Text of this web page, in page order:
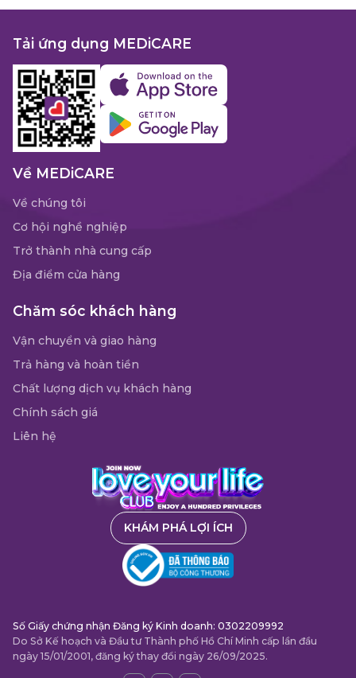
Tải ứng dụng MEDiCARE
Về MEDiCARE
Về chúng tôi
Cơ hội nghề nghiệp
Trở thành nhà cung cấp
Địa điểm cửa hàng
Chăm sóc khách hàng
Vận chuyển và giao hàng
Trả hàng và hoàn tiền
Chất lượng dịch vụ khách hàng
Chính sách giá
Liên hệ
KHÁM PHÁ LỢI ÍCH
Số Giấy chứng nhận Đăng ký Kinh doanh: 0302209992
Do Sở Kế hoạch và Đầu tư Thành phố Hồ Chí Minh cấp lần đầu
ngày 15/01/2001, đăng ký thay đổi ngày 26/09/2025.